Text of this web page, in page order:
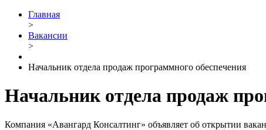
Главная
>
Вакансии
>
Начальник отдела продаж программного обеспечения
Начальник отдела продаж
Компания «Авангард Консалтинг» объявляет об открытии